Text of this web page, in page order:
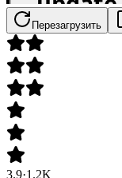
Перезагрузить
3.9·1.2K